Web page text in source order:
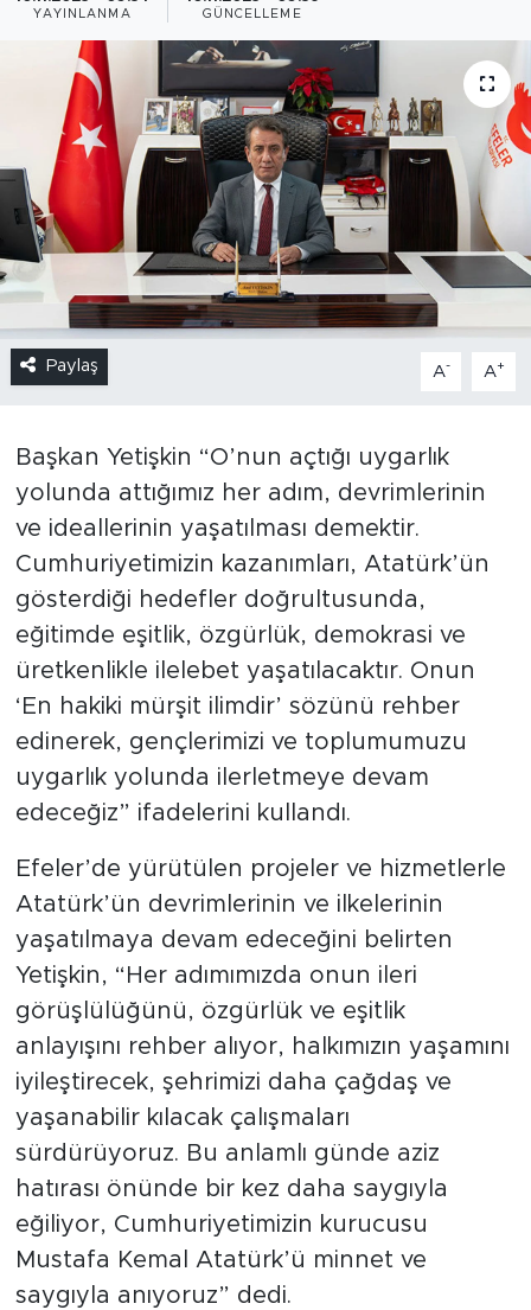
YAYINLANMA GÜNCELLEME
Paylaş A- A+
Başkan Yetişkin “O’nun açtığı uygarlık
yolunda attığımız her adım, devrimlerinin
ve ideallerinin yaşatılması demektir.
Cumhuriyetimizin kazanımları, Atatürk’ün
gösterdiği hedefler doğrultusunda,
eğitimde eşitlik, özgürlük, demokrasi ve
üretkenlikle ilelebet yaşatılacaktır. Onun
‘En hakiki mürşit ilimdir’ sözünü rehber
edinerek, gençlerimizi ve toplumumuzu
uygarlık yolunda ilerletmeye devam
edeceğiz” ifadelerini kullandı.
Efeler’de yürütülen projeler ve hizmetlerle
Atatürk’ün devrimlerinin ve ilkelerinin
yaşatılmaya devam edeceğini belirten
Yetişkin, “Her adımımızda onun ileri
görüşlülüğünü, özgürlük ve eşitlik
anlayışını rehber alıyor, halkımızın yaşamını
iyileştirecek, şehrimizi daha çağdaş ve
yaşanabilir kılacak çalışmaları
sürdürüyoruz. Bu anlamlı günde aziz
hatırası önünde bir kez daha saygıyla
eğiliyor, Cumhuriyetimizin kurucusu
Mustafa Kemal Atatürk’ü minnet ve
saygıyla anıyoruz” dedi.